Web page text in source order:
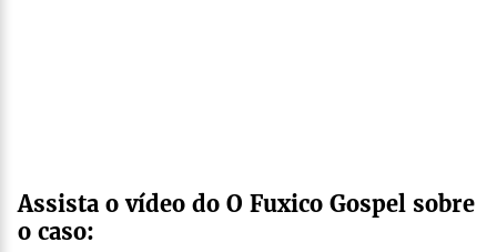
Assista o vídeo do O Fuxico Gospel sobre
o caso: